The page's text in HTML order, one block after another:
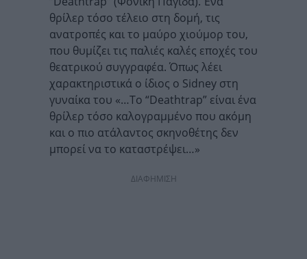
θρίλερ τόσο τέλειο στη δομή, τις
ανατροπές και το μαύρο χιούμορ του,
που θυμίζει τις παλιές καλές εποχές του
θεατρικού συγγραφέα. Όπως λέει
χαρακτηριστικά ο ίδιος ο Sidney στη
γυναίκα του «…Το “Deathtrap” είναι ένα
θρίλερ τόσο καλογραμμένο που ακόμη
και ο πιο ατάλαντος σκηνοθέτης δεν
μπορεί να το καταστρέψει…»
ΔΙΑΦΗΜΙΣΗ